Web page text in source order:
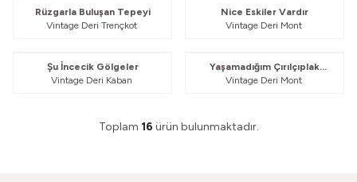
Rüzgarla Buluşan Tepeyi
Vintage Deri Trençkot
Nice Eskiler Vardır
Vintage Deri Mont
Şu İncecik Gölgeler
Vintage Deri Kaban
Yaşamadığım Çırılçıplak
Duygularım
Vintage Deri Mont
Toplam 16 ürün bulunmaktadır.